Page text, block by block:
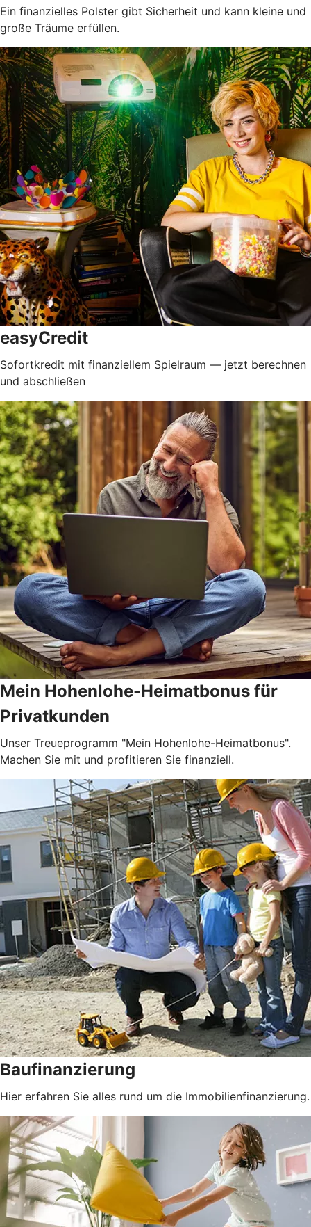
Ein finanzielles Polster gibt Sicherheit und kann kleine und
große Träume erfüllen.
easyCredit
Sofortkredit mit finanziellem Spielraum — jetzt berechnen
und abschließen
Mein Hohenlohe-Heimatbonus für
Privatkunden
Unser Treueprogramm "Mein Hohenlohe-Heimatbonus".
Machen Sie mit und profitieren Sie finanziell.
Baufinanzierung
Hier erfahren Sie alles rund um die Immobilienfinanzierung.